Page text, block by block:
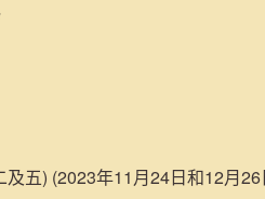
五) (2023年11月24日和12月